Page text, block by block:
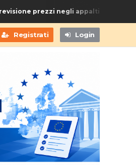
prezzi negli appalti di
Registrati Login